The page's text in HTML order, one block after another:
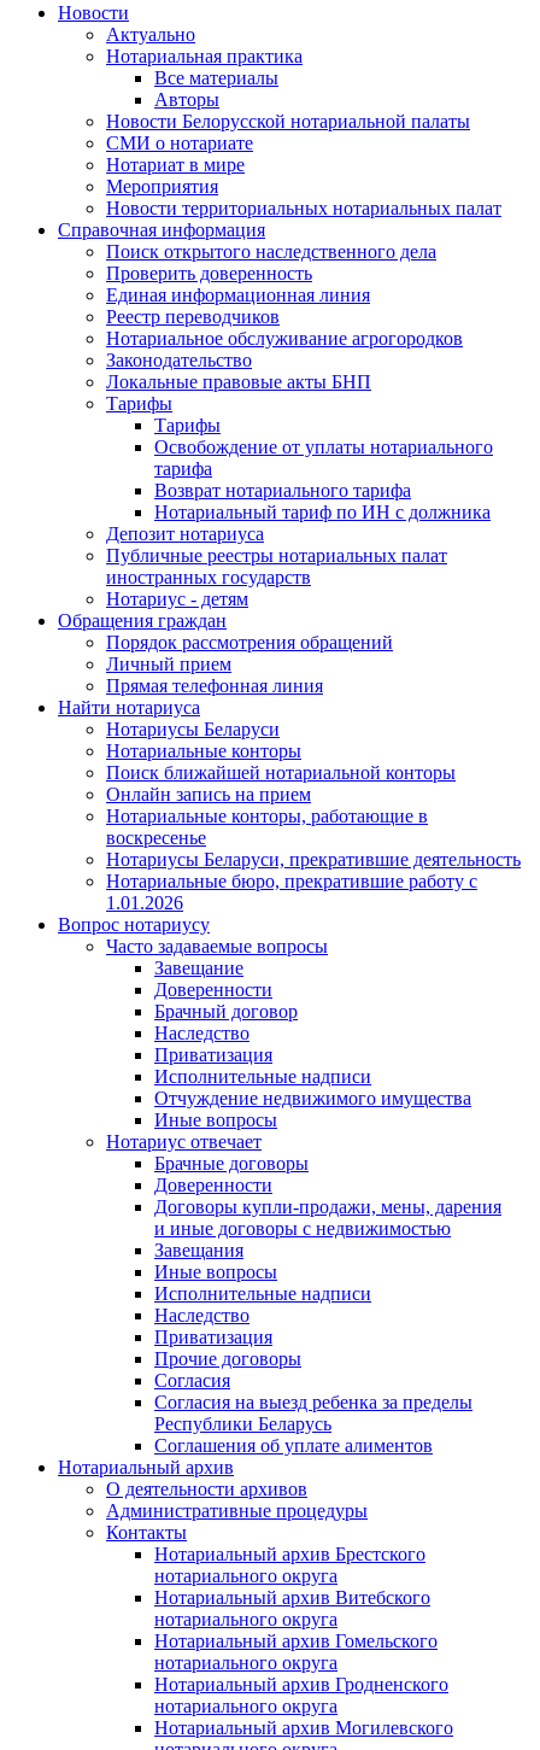
Новости
Актуально
Нотариальная практика
Все материалы
Авторы
Новости Белорусской нотариальной палаты
СМИ о нотариате
Нотариат в мире
Мероприятия
Новости территориальных нотариальных палат
Справочная информация
Поиск открытого наследственного дела
Проверить доверенность
Единая информационная линия
Реестр переводчиков
Нотариальное обслуживание агрогородков
Законодательство
Локальные правовые акты БНП
Тарифы
Тарифы
Освобождение от уплаты нотариального
тарифа
Возврат нотариального тарифа
Нотариальный тариф по ИН с должника
Депозит нотариуса
Публичные реестры нотариальных палат
иностранных государств
Нотариус - детям
Обращения граждан
Порядок рассмотрения обращений
Личный прием
Прямая телефонная линия
Найти нотариуса
Нотариусы Беларуси
Нотариальные конторы
Поиск ближайшей нотариальной конторы
Онлайн запись на прием
Нотариальные конторы, работающие в
воскресенье
Нотариусы Беларуси, прекратившие деятельность
Нотариальные бюро, прекратившие работу с
1.01.2026
Вопрос нотариусу
Часто задаваемые вопросы
Завещание
Доверенности
Брачный договор
Наследство
Приватизация
Исполнительные надписи
Отчуждение недвижимого имущества
Иные вопросы
Нотариус отвечает
Брачные договоры
Доверенности
Договоры купли-продажи, мены, дарения
и иные договоры с недвижимостью
Завещания
Иные вопросы
Исполнительные надписи
Наследство
Приватизация
Прочие договоры
Согласия
Согласия на выезд ребенка за пределы
Республики Беларусь
Соглашения об уплате алиментов
Нотариальный архив
О деятельности архивов
Административные процедуры
Контакты
Нотариальный архив Брестского
нотариального округа
Нотариальный архив Витебского
нотариального округа
Нотариальный архив Гомельского
нотариального округа
Нотариальный архив Гродненского
нотариального округа
Нотариальный архив Могилевского